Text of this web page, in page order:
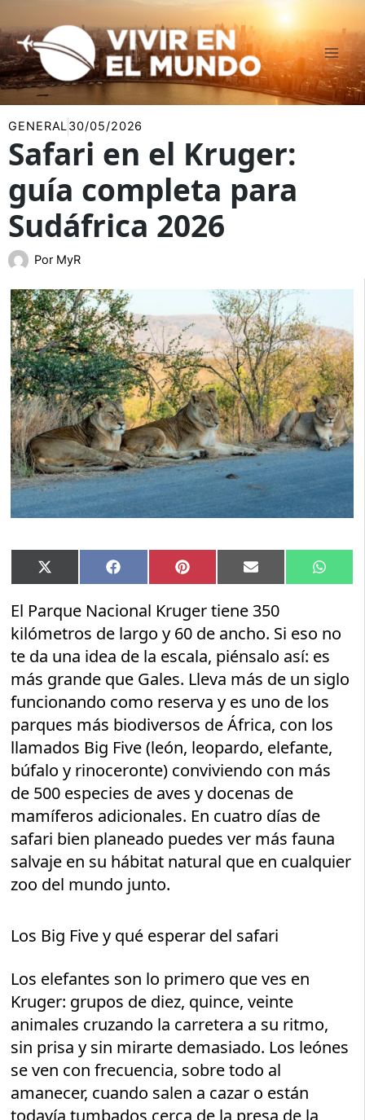
al
contenido
GENERAL30/05/2026
Safari en el Kruger:
guía completa para
Sudáfrica 2026
Por MyR
Compartir
en
X
(Twitter)
Compartir
en
Facebook Compartir
en
Pinterest Compartir
en
Email
en
El Parque Nacional Kruger tiene 350
kilómetros de largo y 60 de ancho. Si eso no
te da una idea de la escala, piénsalo así: es
más grande que Gales. Lleva más de un siglo
funcionando como reserva y es uno de los
parques más biodiversos de África, con los
llamados Big Five (león, leopardo, elefante,
búfalo y rinoceronte) conviviendo con más
de 500 especies de aves y docenas de
mamíferos adicionales. En cuatro días de
safari bien planeado puedes ver más fauna
salvaje en su hábitat natural que en cualquier
zoo del mundo junto.
Los Big Five y qué esperar del safari
Los elefantes son lo primero que ves en
Kruger: grupos de diez, quince, veinte
animales cruzando la carretera a su ritmo,
sin prisa y sin mirarte demasiado. Los leónes
se ven con frecuencia, sobre todo al
amanecer, cuando salen a cazar o están
todavía tumbados cerca de la presa de la